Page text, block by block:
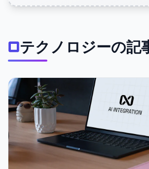
テクノロジーの記